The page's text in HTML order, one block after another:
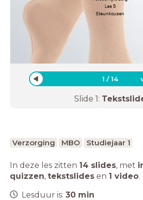
Les 5
Steunkousen
1 /14
Slide 1:
Verzorging MBO Studiejaar 1
In deze les zitten 14 slides, met
quizzen, tekstslides en 1 video.
Lesduur is: 30 min